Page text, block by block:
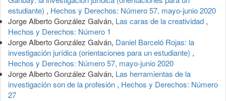
estudiante) , Hechos y Derechos: Número 57, mayo-junio 2020
Jorge Alberto González Galván, Las caras de la creatividad ,
Hechos y Derechos: Número 1
Jorge Alberto González Galván, Daniel Barceló Rojas: la
investigación jurídica (orientaciones para un estudiante) ,
Hechos y Derechos: Número 57, mayo-junio 2020
Jorge Alberto González Galván, Las herramientas de la
investigación son de la profesión , Hechos y Derechos: Número
27